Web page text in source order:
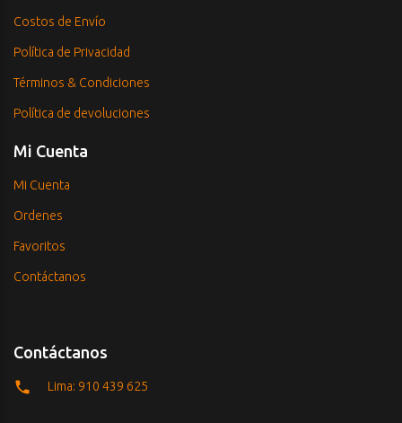
Costos de Envío
Política de Privacidad
Términos & Condiciones
Política de devoluciones
Mi Cuenta
Mi Cuenta
Ordenes
Favoritos
Contáctanos
Contáctanos
Lima: 910 439 625